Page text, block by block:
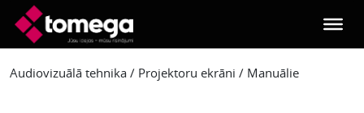
Skip to main content
Audiovizuālā tehnika / Projektoru ekrāni / Manuālie